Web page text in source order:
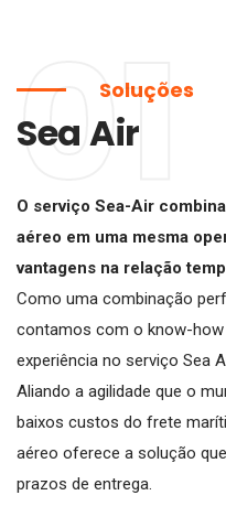
01
Soluções
Sea Air
O serviço Sea-Air
aéreo em uma mesma
vantagens na relação
Como uma combinação
contamos com o know-
experiência no serviço Sea
Aliando a agilidade que o
baixos custos do frete
aéreo oferece a solução
prazos de entrega.